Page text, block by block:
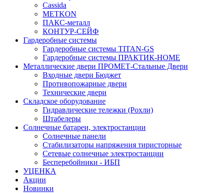
Cassida
METKON
ПАКС-металл
КОНТУР-СЕЙФ
Гардеробные системы
Гардеробные системы TITAN-GS
Гардеробные системы ПРАКТИК-HOME
Металлические двери ПРОМЕТ-Стальные Двери
Входные двери Бюджет
Противопожарные двери
Технические двери
Складское оборудование
Гидравлические тележки (Рохли)
Штабелеры
Солнечные батареи, электростанции
Солнечные панели
Стабилизаторы напряжения тиристорные
Сетевые солнечные электростанции
Бесперебойники - ИБП
УЦЕНКА
Акции
Новинки